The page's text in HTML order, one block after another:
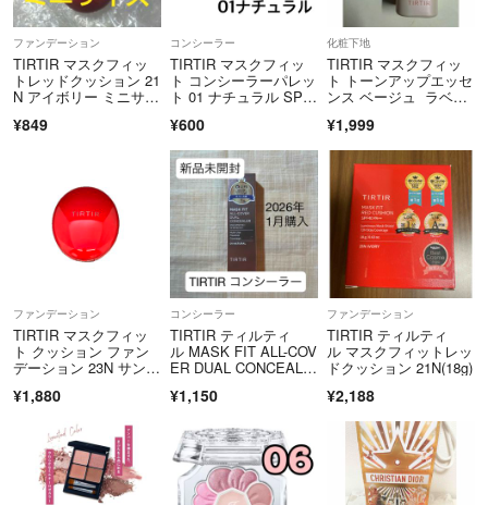
ファンデーション
TIRTIR マスクフィッ
トレッドクッション 21
N アイボリー ミニサイ
¥849
コンシーラー
TIRTIR マスクフィッ
ト コンシーラーパレッ
ト 01 ナチュラル SPF
¥600
化粧下地
TIRTIR マスクフィッ
ト トーンアップエッセ
ンス ベージュ ラベン
¥1,999
ファンデーション
TIRTIR マスクフィッ
ト クッション ファン
デーション 23N サン
¥1,880
コンシーラー
TIRTIR ティルティ
ル MASK FIT ALL-COV
ER DUAL CONCEALE
¥1,150
ファンデーション
TIRTIR ティルティ
ル マスクフィットレッ
ドクッション 21N(18g)
¥2,188